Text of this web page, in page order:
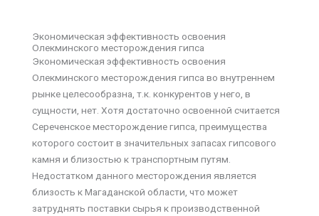
Экономическая эффективность освоения
Олекминского месторождения гипса
Экономическая эффективность освоения
Олекминского месторождения гипса во внутреннем
рынке целесообразна, т.к. конкурентов у него, в
сущности, нет. Хотя достаточно освоенной считается
Сереченское месторождение гипса, преимущества
которого состоит в значительных запасах гипсового
камня и близостью к транспортным путям.
Недостатком данного месторождения является
близость к Магаданской области, что может
затруднять поставки сырья к производственной